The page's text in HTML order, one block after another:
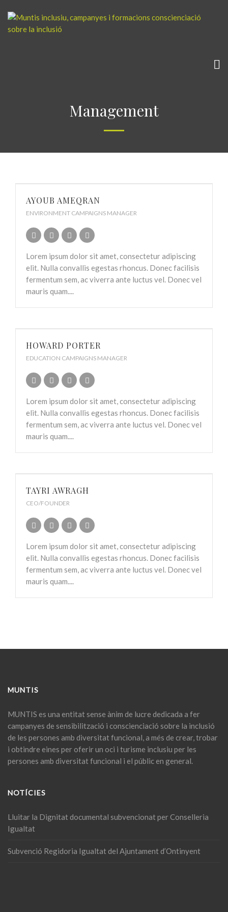
Management
AYOUB AMEQRAN
ENVIRONMENT CAMPAIGNS MANAGER
Lorem ipsum dolor sit amet, consectetur adipiscing
elit. Nulla convallis egestas rhoncus. Donec facilisis
fermentum sem, ac viverra ante luctus vel. Donec vel
mauris quam....
HOWARD PORTER
EDUCATION CAMPAIGNS MANAGER
Lorem ipsum dolor sit amet, consectetur adipiscing
elit. Nulla convallis egestas rhoncus. Donec facilisis
fermentum sem, ac viverra ante luctus vel. Donec vel
mauris quam....
TAYRI AWRAGH
CEO/FOUNDER
Lorem ipsum dolor sit amet, consectetur adipiscing
elit. Nulla convallis egestas rhoncus. Donec facilisis
fermentum sem, ac viverra ante luctus vel. Donec vel
mauris quam....
MUNTIS
MUNTIS es una entitat sense ànim de lucre dedicada a fer
campanyes de sensibilització i conscienciació sobre la inclusió
de les persones amb diversitat funcional, a més de crear, trobar
i obtindre eines per oferir un oci i turisme inclusiu per les
persones amb diversitat funcional i el públic en general.
NOTÍCIES
Lluitar la Dignitat documental subvencionat per Conselleria
Igualtat
Subvenció Regidoria Igualtat del Ajuntament d’Ontinyent